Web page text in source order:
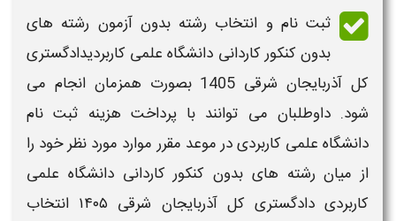
ثبت نام و انتخاب رشتهبدون آزمون رشته های
بدون کنکور کاردانی دانشگاه علمی کاربردیدادگستری
کل آذربایجان شرقی​ 1405 بصورت همزمان انجام می
شود. داوطلبان می توانند با پرداخت هزینه ثبت نام
دانشگاه علمی کاربردیدر موعد مقرر موارد مورد نظر خود را
از میان رشته های بدون کنکور کاردانی دانشگاه علمی
کاربردی دادگستری کل آذربایجان شرقی​ ۱۴۰۵
انتخاب